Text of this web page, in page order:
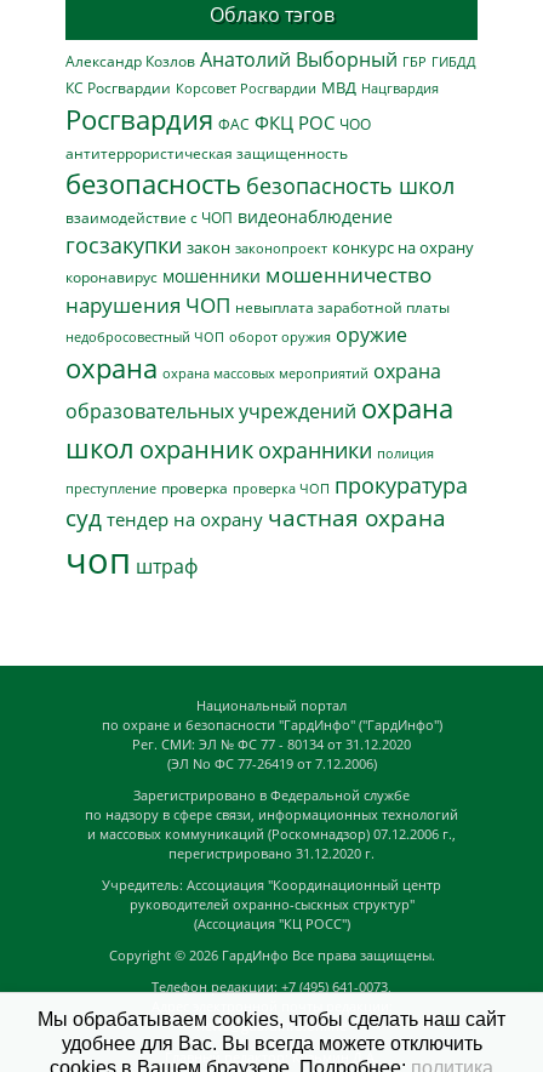
Облако тэгов
Александр Козлов Анатолий Выборный ГБР ГИБДД
КС Росгвардии Корсовет Росгвардии МВД Нацгвардия
Росгвардия ФАС ФКЦ РОС ЧОО
антитеррористическая защищенность
безопасность безопасность школ
взаимодействие с ЧОП видеонаблюдение
госзакупки закон законопроект конкурс на охрану
коронавирус мошенники мошенничество
нарушения ЧОП невыплата заработной платы
недобросовестный ЧОП оборот оружия оружие
охрана охрана массовых мероприятий охрана
образовательных учреждений охрана
школ охранник охранники полиция
преступление проверка проверка ЧОП прокуратура
суд тендер на охрану частная охрана
чоп штраф
Национальный портал
по охране и безопасности "ГардИнфо" ("ГардИнфо")
Рег. СМИ: ЭЛ № ФС 77 - 80134 от 31.12.2020
(ЭЛ No ФС 77-26419 от 7.12.2006)
Зарегистрировано в Федеральной службе
по надзору в сфере связи, информационных технологий
и массовых коммуникаций (Роскомнадзор) 07.12.2006 г.,
перегистрировано 31.12.2020 г.
Учредитель: Ассоциация "Координационный центр
руководителей охранно-сыскных структур"
(Ассоциация "КЦ РОСС")
Copyright © 2026 ГардИнфо Все права защищены.
Телефон редакции: +7 (495) 641-0073,
news@guardinfo.online
Главный редактор: Кузьмин Д.А.
Мы обрабатываем cookies, чтобы сделать наш сайт
удобнее для Вас. Вы всегда можете отключить
cookies в Вашем браузере. Подробнее: политика